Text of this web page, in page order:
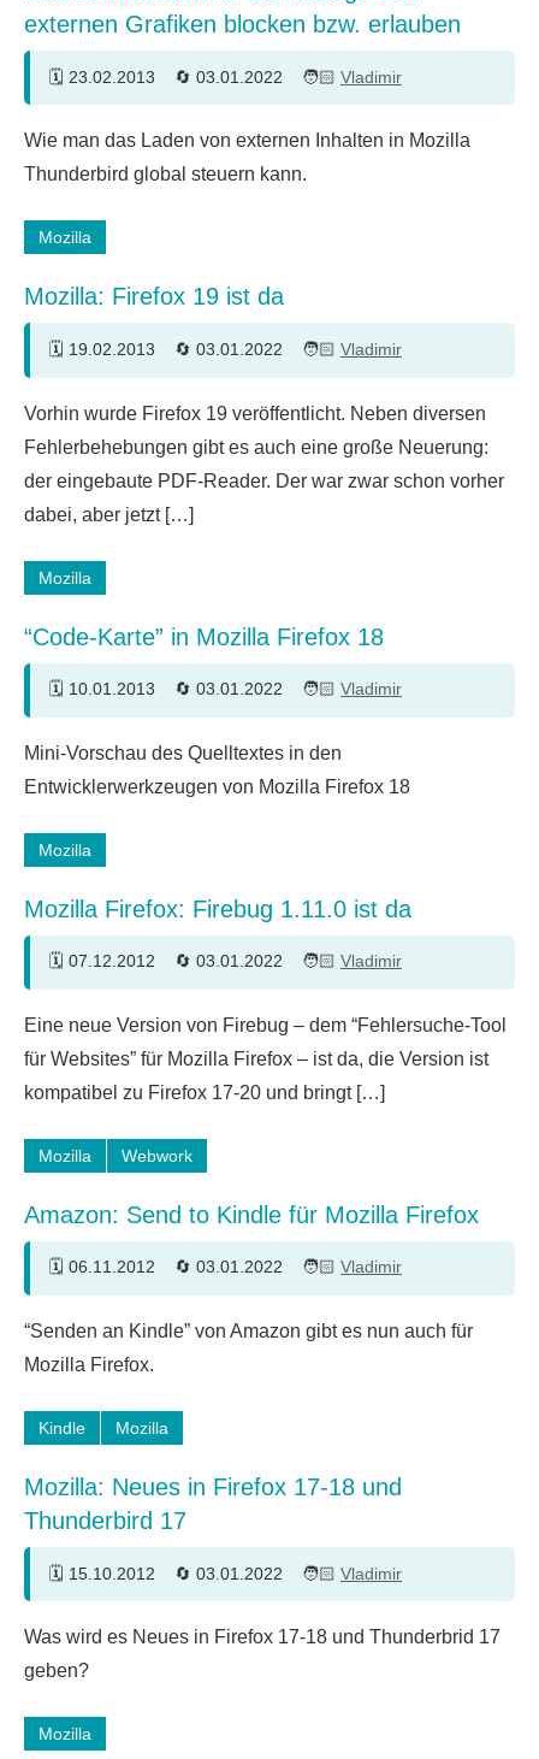
externen Grafiken blocken bzw. erlauben
23.02.2013 03.01.2022 Vladimir
Wie man das Laden von externen Inhalten in Mozilla
Thunderbird global steuern kann.
Mozilla
Mozilla: Firefox 19 ist da
19.02.2013 03.01.2022 Vladimir
Kommentare
Vorhin wurde Firefox 19 veröffentlicht. Neben diversen
Fehlerbehebungen gibt es auch eine große Neuerung:
der eingebaute PDF-Reader. Der war zwar schon vorher
dabei, aber jetzt […]
Mozilla
“Code-Karte” in Mozilla Firefox 18
10.01.2013 03.01.2022 Vladimir
Mini-Vorschau des Quelltextes in den
Entwicklerwerkzeugen von Mozilla Firefox 18
Mozilla
Mozilla Firefox: Firebug 1.11.0 ist da
07.12.2012 03.01.2022 Vladimir
Eine neue Version von Firebug – dem “Fehlersuche-Tool
für Websites” für Mozilla Firefox – ist da, die Version ist
kompatibel zu Firefox 17-20 und bringt […]
Mozilla Webwork
Amazon: Send to Kindle für Mozilla Firefox
06.11.2012 03.01.2022 Vladimir
Kommentar
“Senden an Kindle” von Amazon gibt es nun auch für
Mozilla Firefox.
Kindle Mozilla
Mozilla: Neues in Firefox 17-18 und
Thunderbird 17
15.10.2012 03.01.2022 Vladimir
Kommentare
Was wird es Neues in Firefox 17-18 und Thunderbrid 17
geben?
Mozilla